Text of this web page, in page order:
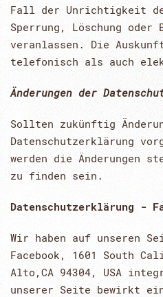
Fall der Unrichtigkeit
Sperrung, Löschung oder
veranlassen. Die
telefonisch als auch
Änderungen der
Sollten zukünftig
Datenschutzerklärung
werden die Änderungen
zu finden sein.
Datenschutzerklärung -
Wir haben auf unseren
Facebook, 1601 South
Alto,CA 94304, USA
unserer Seite bewirkt